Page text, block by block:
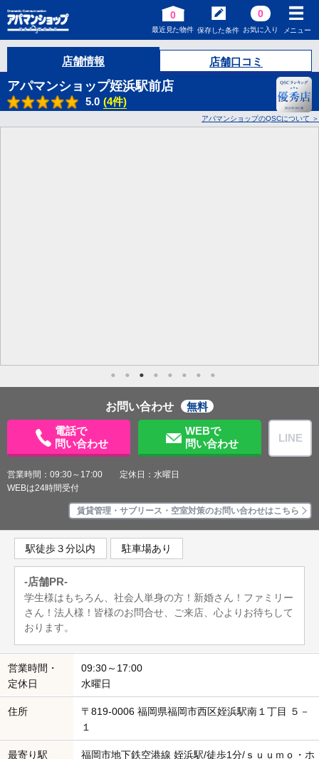
0
最近見た物件 保存した条件
0
お気に入り メニュー
店舗情報 店舗口コミ
アパマンショップ姪浜駅前店
5.0 (4件)
アパマンショップのQSCについて
お問い合わせ
無料
電話で
問い合わせ
WEBで
問い合わせ
LINE
営業時間：09:30～17:00 定休日：水曜日
WEBは24時間受付
賃貸管理・サブリース・空室対策のお問い合わせはこちら
駅徒歩３分以内 駐車場あり
-店舗PR-
学生様はもちろん、社会人単身の方！新婚さん！ファミリー
さん！法人様！皆様のお問合せ、ご来店、心よりお待ちして
おります。
営業時間・
定休日
09:30～17:00
水曜日
住所
〒819-0006 福岡県福岡市西区姪浜駅南１丁目 ５－
１
最寄り駅
福岡市地下鉄空港線 姪浜駅/徒歩1分/ｓｕｕｍｏ・ホ